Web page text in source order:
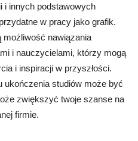
i innych podstawowych
w pracy jako grafik.
możliwość nawiązania
i nauczycielami, którzy mogą
i inspiracji w przyszłości.
ukończenia studiów może być
zwiększyć twoje szanse na
firmie.